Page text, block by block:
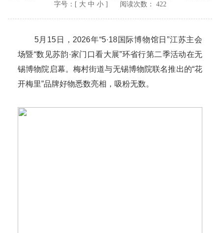
字号：[ 大 中 小] 阅读次数： 422
5月15日，2026年“5·18国际博物馆日”江苏主会
场暨“数见苏韵·家门口看大展”环省行第二季活动在无
锡博物院启幕。梅村街道与无锡博物院联名推出的“花
开梅里”品牌好物悉数亮相，吸粉无数。